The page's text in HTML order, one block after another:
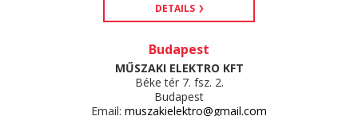
DETAILS
Budapest
MŰSZAKI ELEKTRO KFT
Béke tér 7. fsz. 2.
Budapest
Email: muszakielektro@gmail.com